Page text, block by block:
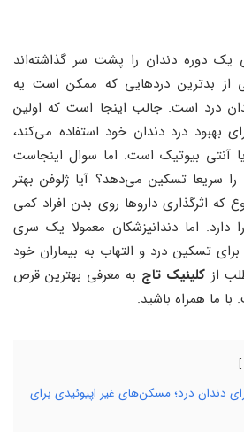
یک دوره دندان را پشت سر گذاشته‌اند
از بدترین دردهایی که ممکن است یه
درد است. جالب اینجا است که اولین
بهبود درد دندان خود استفاده می‌کند،
بیوتیک است. اما سوال اینجاست
سریعا تسکین می‌دهد؟ آیا ژلوفن بهتر
که اثرگذاری داروها روی بدن افراد کمی
اما دندانپزشکان معمولا یک سری
تسکین درد و التهاب به بیماران خود
از کلینیک تاج به معرفی بهترین قرص
ما همراه باشید.
دندان درد؛ مسکن‌های غیر اپیوئیدی برای